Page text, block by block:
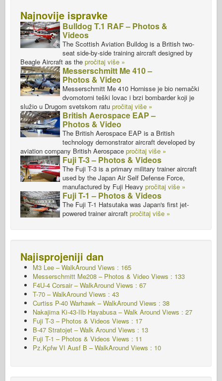
Najnovije ispravke
Bulldog T.1 RAF – Photos &
Videos
The Scottish Aviation Bulldog is a British two-
seat side-by-side training aircraft designed by
Beagle Aircraft as the pročitaj više »
Messerschmitt Me 410 –
Photos & Video
Messerschmitt Me 410 Hornisse je bio nemački
dvomotorni teški lovac i brzi bombarder koji je
služio u Drugom svetskom ratu pročitaj više »
British Aerospace EAP –
Photos & Video
The British Aerospace EAP is a British
technology demonstrator aircraft developed by
aviation company British Aerospace pročitaj više »
Fuji T-3 – Photos & Videos
The Fuji T-3 is a primary military trainer aircraft
used by the Japan Air Self Defense Force,
manufactured by Fuji Heavy pročitaj više »
Fuji T-1 – Photos & Videos
The Fuji T-1 Hatsutaka was Japan's first jet-
powered trainer aircraft pročitaj više »
Najisprojeniji dan
M3 Lee – WalkAround Views : 165
Messerschmitt Me208 – Photos & Video Views : 133
F4U-4 Corsair – WalkAround Views : 67
T-70 – WalkAround Views : 43
Curtiss P-40 Warhawk – WalkAround Views : 38
Nakajima Ki-43-IIb Hayabusa – Walk Around Views : 27
Fuji T-3 – Photos & Videos Views : 17
B-47 Stratojet – Walk Around Views : 13
Fuji T-1 – Photos & Videos Views : 11
Pz.Kpfw VI Ausf B – WalkAround Views : 10